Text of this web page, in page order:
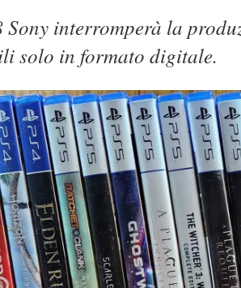
Sony interromperà la
solo in formato digitale.